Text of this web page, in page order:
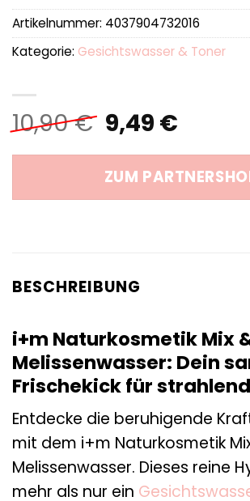
10,90€
Preis
war:
10,90 €
9,49 €
ist:
9,49
ZUM
Artikelnummer: 4037904732016
Kategorie: Gesichtswasser & Toner
BESCHREIBUNG
i+m Naturkosmetik Mix
Melissenwasser: Dein
Frischekick für
Entdecke die beruhigende
mit dem i+m Naturkosmetik
Melissenwasser. Dieses reine
mehr als nur ein